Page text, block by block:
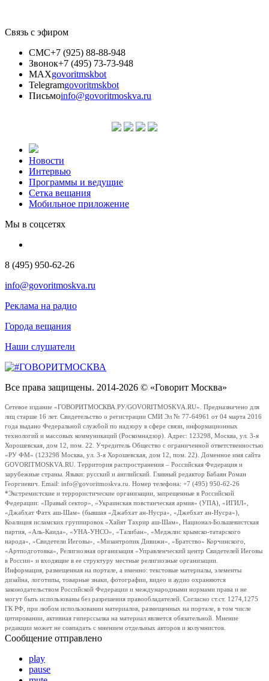
Связь с эфиром
СМС+7 (925) 88-88-948
Звонок+7 (495) 73-73-948
MAXgovoritmskbot
Telegramgovoritmskbot
Письмоinfo@govoritmoskva.ru
Новости
Интервью
Программы и ведущие
Сетка вещания
Мобильное приложение
Мы в соцсетях
8 (495) 950-62-26
info@govoritmoskva.ru
Реклама на радио
Города вещания
Наши слушатели
Все права защищены. 2014-2026 © «Говорит Москва»
Сетевое издание «ГОВОРИТМОСКВА.РУ/GOVORITMOSKVA.RU». Предназначено для
лиц старше 16 лет. Свидетельство о регистрации СМИ Эл № 77-64961 от 04 марта 2016
года выдано Федеральной службой по надзору в сфере связи, информационных
технологий и массовых коммуникаций (Роскомнадзор). Адрес: 123298, Москва, ул. 3-я
Хорошевская, дом 12, пом. 22. Учредитель Общество с ограниченной ответственностью
«РУ ФМ» (123298 Москва, ул. 3-я Хорошевская, дом 12, пом. 22). Доменное имя сайта
GOVORITMOSKVA.RU. Территория распространения – Российская Федерация и
зарубежные страны. Языки: русский и английский. Главный редактор Бабаян Роман
Георгиевич. Email: info@govoritmoskva.ru. Номер телефона: +7 (495) 950-62-26
*Экстремистские и террористические организации, запрещенные в Российской
Федерации: «Правый сектор», «Украинская повстанческая армия» (УПА), «ИГИЛ»,
«Джабхат Фатх аш-Шам» (бывшая «Джабхат ан-Нусра», «Джебхат ан-Нусра»),
Коалиция исламских группировок «Хайят Тахрир аш-Шам», Национал-Большевистская
партия, «Аль-Каида», «УНА-УНСО», «Талибан», «Меджлис крымско-татарского
народа», «Свидетели Иеговы», «Мизантропик Дивижн», «Братство» Корчинского,
«Артподготовка», Религиозная организация «Управленческий центр Свидетелей Иеговы
в России» и входящие в ее структуру местные религиозные организации.
Информация, размещенная на портале, а именно: текстовые материалы, элементы
дизайна, логотипы, товарные знаки, фотографии, видео и аудио охраняются
законодательством Российской Федерации и международными нормами права и не
могут быть использованы без разрешения правообладателей. Согласно ст.ст. 1274,1275
ГК РФ, при любом использовании материалов, размещенных на портале, в том числе
цитировании, активная гиперссылка на материал является обязательной. Мнение
редакции может не совпадать с мнением отдельных авторов и колумнистов.
Сообщение отправлено
play
pause